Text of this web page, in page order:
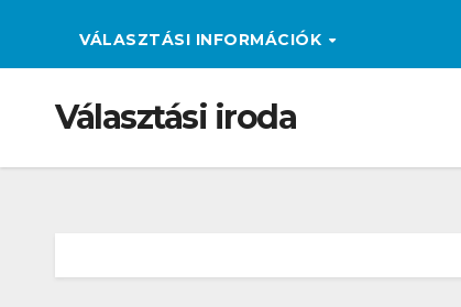
VÁLASZTÁSI INFORMÁCIÓK
Választási iroda